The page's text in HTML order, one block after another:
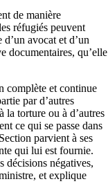
de manière
réfugiés peuvent
avocat et d’un
documentaires, qu’elle
complète et continue
par d’autres
la torture ou à d’autres
ce qui se passe dans
parvient à ses
qui lui est fournie.
décisions négatives,
et explique